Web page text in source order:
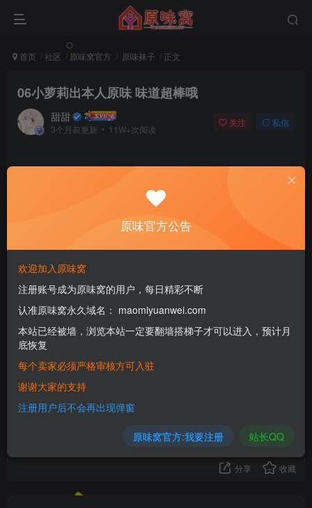
首页 社区 原味窝官方 原味袜子 正文
06小萝莉出本人原味 味道超棒哦
甜甜
3个月前更新 11W+次阅读
关注 私信
登录后继续查看
+3 +1 -2 +1
+1 +1 +1 +1
分享 收藏
原味官方公告
欢迎加入原味窝
注册账号成为原味窝的用户，每日精彩不断
认准原味窝永久域名： maomiyuanwei.com
本站已经被墙，浏览本站一定要翻墙搭梯子才可以进入，预计月
底恢复
每个卖家必须严格审核方可入驻
谢谢大家的支持
注册用户后不会再出现弹窗
原味窝官方:我要注册 站长QQ